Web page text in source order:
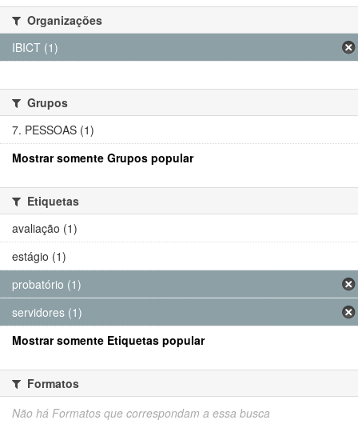
Organizações
IBICT (1)
Grupos
7. PESSOAS (1)
Mostrar somente Grupos popular
Etiquetas
avaliação (1)
estágio (1)
probatório (1)
servidores (1)
Mostrar somente Etiquetas popular
Formatos
Não há Formatos que correspondam a essa busca